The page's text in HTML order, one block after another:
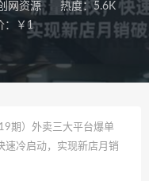
网资源
热度：5.6K
：￥1
期）外卖三大平台爆单
速冷启动，实现新店月销